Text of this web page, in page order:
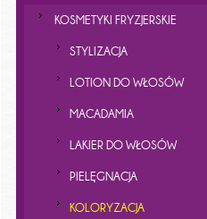
KOSMETYKI FRYZJERSKIE
STYLIZACJA
LOTION DO WŁOSÓW
MACADAMIA
LAKIER DO WŁOSÓW
PIELĘGNACJA
KOLORYZACJA